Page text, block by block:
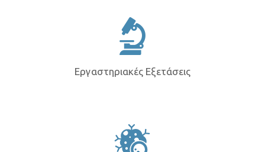
Εργαστηριακές Εξετάσεις